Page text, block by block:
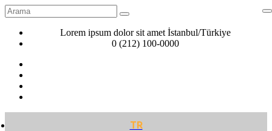
Lorem ipsum dolor sit amet İstanbul/Türkiye
0 (212) 100-0000
TR